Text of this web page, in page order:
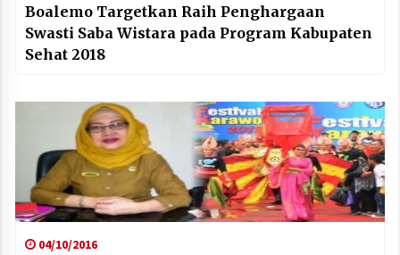
Boalemo Targetkan Raih Penghargaan
Swasti Saba Wistara pada Program Kabupaten
Sehat 2018
04/10/2016